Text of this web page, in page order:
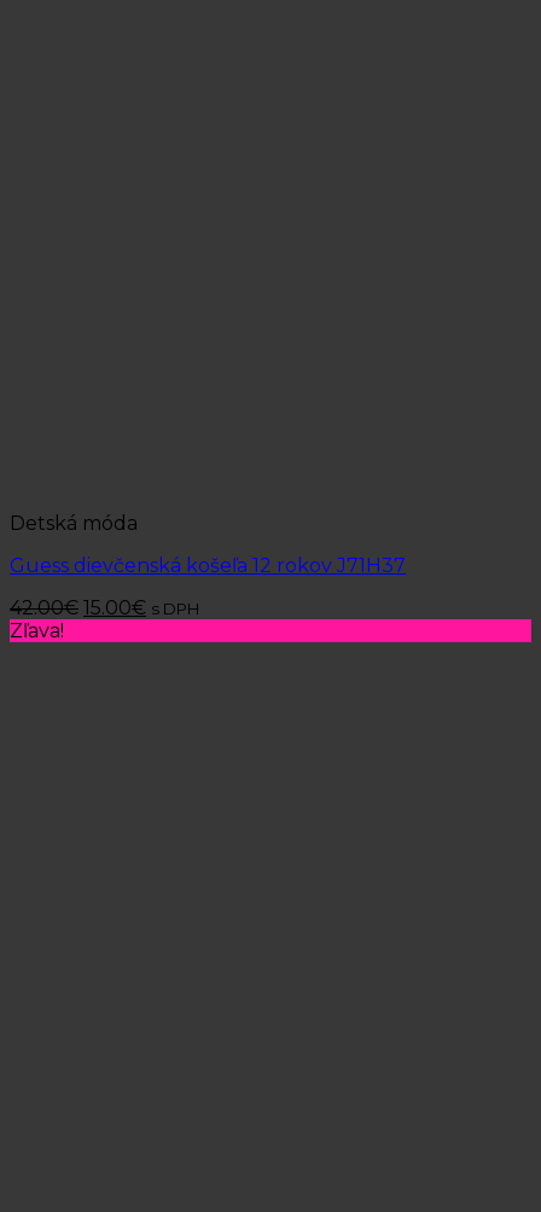
Detská móda
Guess dievčenská košeľa 12 rokov J71H37
42.00€ 15.00€ s DPH
Zľava!